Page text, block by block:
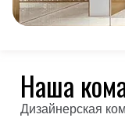
Наша
Дизайнерская